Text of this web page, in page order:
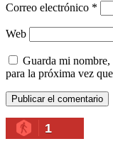
Correo electrónico *
Web
Guarda mi
para la próxima vez
1